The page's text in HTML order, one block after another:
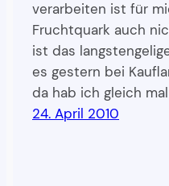
verarbeiten ist für
Fruchtquark auch
ist das
es gestern bei
da hab ich gleich
24. April 2010